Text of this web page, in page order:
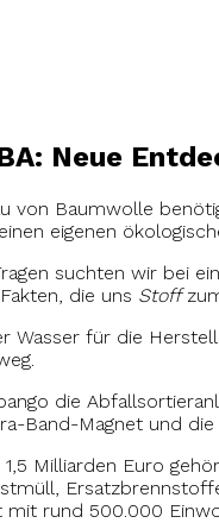
Neue
von Baumwolle
eigenen
suchten wir bei
die uns Stoff
Wasser für die
die
Band-Magnet und
Milliarden Euro
mit rund 500.000